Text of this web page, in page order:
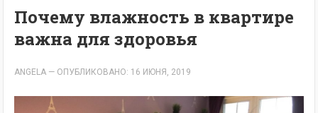
Почему влажность в квартире
важна для здоровья
ANGELA — ОПУБЛИКОВАНО: 16 ИЮНЯ, 2019